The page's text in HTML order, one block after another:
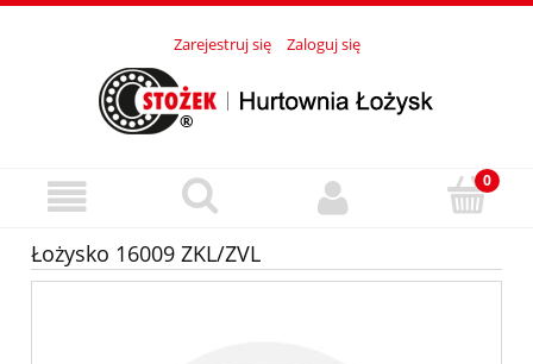
Zarejestruj się Zaloguj się
Łożysko 16009 ZKL/ZVL